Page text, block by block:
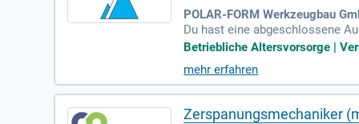
POLAR-FORM Werkzeugbau
Du hast eine abgeschlossene
en mit. Mit Deinem sicheren
ammenarbeit mit Kollegen und
e Zukunft. Durch unsere
Betriebliche Altersvorsorge |
mehr erfahren
Zerspanungsmechaniker